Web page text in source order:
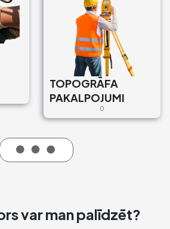
TOPOGRĀFA
PAKALPOJUMI
0
var man palīdzēt?